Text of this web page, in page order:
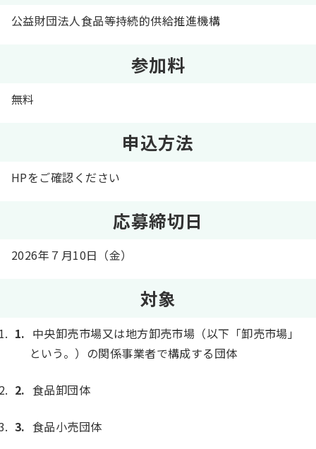
公益財団法人食品等持続的供給推進機構
参加料
無料
申込方法
HPをご確認ください
応募締切日
2026年７月10日（金）
対象
中央卸売市場又は地方卸売市場（以下「卸売市場」
という。）の関係事業者で構成する団体
食品卸団体
食品小売団体